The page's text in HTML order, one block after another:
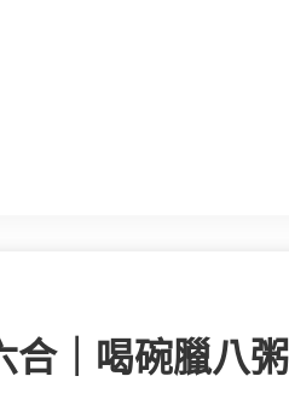
合｜喝碗臘八